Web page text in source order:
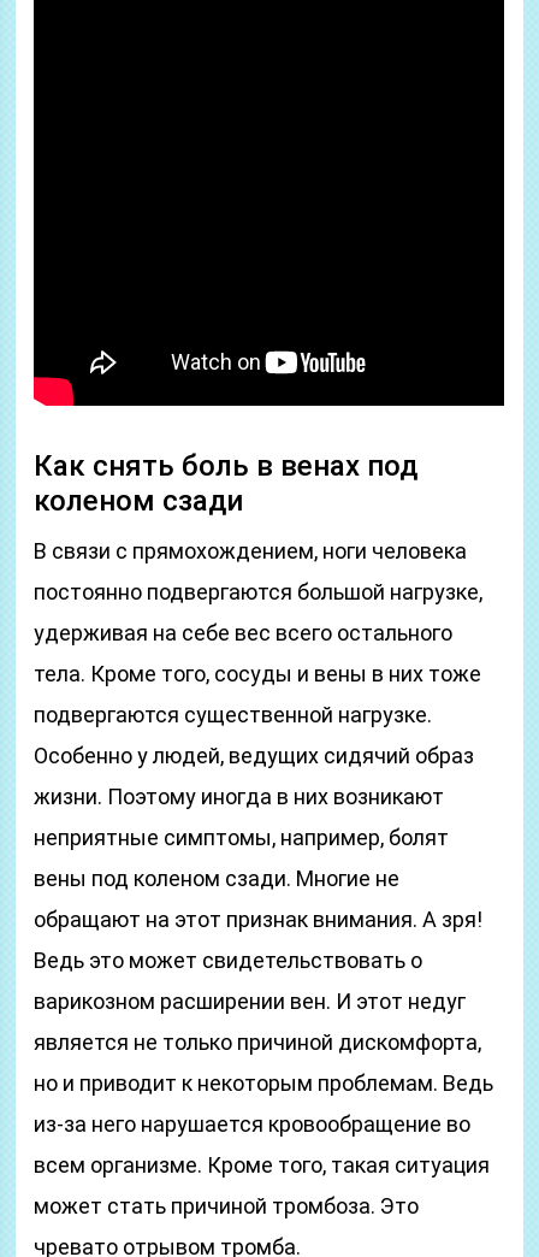
Как снять боль в венах под
коленом сзади
В связи с прямохождением, ноги человека
постоянно подвергаются большой нагрузке,
удерживая на себе вес всего остального
тела. Кроме того, сосуды и вены в них тоже
подвергаются существенной нагрузке.
Особенно у людей, ведущих сидячий образ
жизни. Поэтому иногда в них возникают
неприятные симптомы, например, болят
вены под коленом сзади. Многие не
обращают на этот признак внимания. А зря!
Ведь это может свидетельствовать о
варикозном расширении вен. И этот недуг
является не только причиной дискомфорта,
но и приводит к некоторым проблемам. Ведь
из-за него нарушается кровообращение во
всем организме. Кроме того, такая ситуация
может стать причиной тромбоза. Это
чревато отрывом тромба.